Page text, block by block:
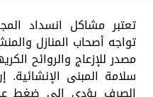
تعتبر مشاكل انسداد
تواجه أصحاب المنازل
مصدر للإزعاج والروائح
سلامة المبنى الإنشائية.